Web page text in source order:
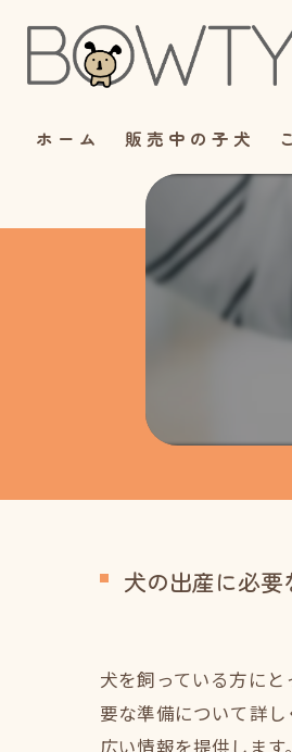
ホーム 販売中の子犬
犬の出産に必
犬を飼っている方に
要な準備について詳
広い情報を提供しま